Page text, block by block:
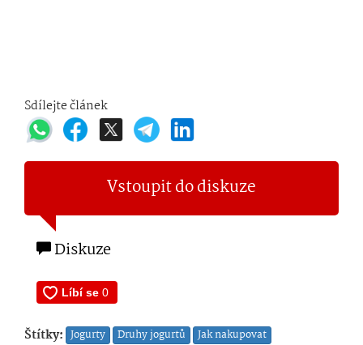
Sdílejte článek
Vstoupit do diskuze
Diskuze
Štítky: Jogurty Druhy jogurtů Jak nakupovat